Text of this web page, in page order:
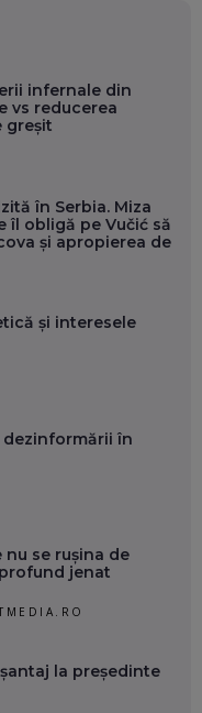
infernale din
vs reducerea
greșit
în Serbia. Miza
îl obligă pe Vučić să
și apropierea de
și interesele
dezinformării în
se rușina de
jenat
la președinte